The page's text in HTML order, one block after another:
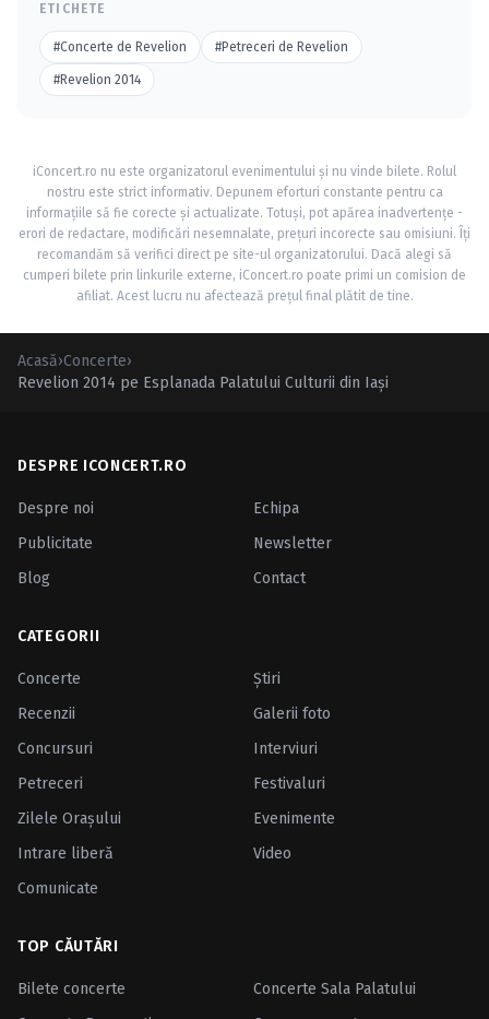
ETICHETE
#Concerte de Revelion #Petreceri de Revelion
#Revelion 2014
iConcert.ro nu este organizatorul evenimentului și nu vinde bilete. Rolul
nostru este strict informativ. Depunem eforturi constante pentru ca
informațiile să fie corecte și actualizate. Totuși, pot apărea inadvertențe -
erori de redactare, modificări nesemnalate, prețuri incorecte sau omisiuni. Îți
recomandăm să verifici direct pe site-ul organizatorului. Dacă alegi să
cumperi bilete prin linkurile externe, iConcert.ro poate primi un comision de
afiliat. Acest lucru nu afectează prețul final plătit de tine.
Acasă›Concerte›
Revelion 2014 pe Esplanada Palatului Culturii din Iaşi
DESPRE ICONCERT.RO
Despre noi
Echipa
Publicitate
Newsletter
Blog
Contact
CATEGORII
Concerte
Ştiri
Recenzii
Galerii foto
Concursuri
Interviuri
Petreceri
Festivaluri
Zilele Oraşului
Evenimente
Intrare liberă
Video
Comunicate
TOP CĂUTĂRI
Bilete concerte
Concerte Sala Palatului